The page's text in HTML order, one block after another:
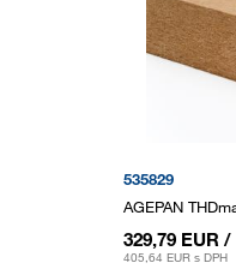
535829
AGEPAN
329,79 EUR /
405,64 EUR s DPH